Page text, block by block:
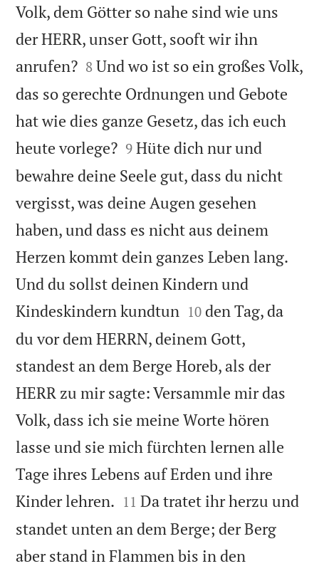
Volk, dem Götter so nahe sind wie uns
der HERR, unser Gott, sooft wir ihn
anrufen?
8 Und wo ist so ein großes Volk,
das so gerechte Ordnungen und Gebote
hat wie dies ganze Gesetz, das ich euch
heute vorlege?
9 Hüte dich nur und
bewahre deine Seele gut, dass du nicht
vergisst, was deine Augen gesehen
haben, und dass es nicht aus deinem
Herzen kommt dein ganzes Leben lang.
Und du sollst deinen Kindern und
Kindeskindern kundtun 

10 den Tag, da
du vor dem HERRN, deinem Gott,
standest an dem Berge Horeb, als der
HERR zu mir sagte: Versammle mir das
Volk, dass ich sie meine Worte hören
lasse und sie mich fürchten lernen alle
Tage ihres Lebens auf Erden und ihre
Kinder lehren. 

11 Da tratet ihr herzu und
standet unten an dem Berge; der Berg
aber stand in Flammen bis in den